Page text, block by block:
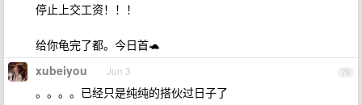
停止上交工资！！！
给你龟完了都。今日首🐢
79
xubeiyou Jun 3
。。。。已经只是纯纯的搭伙过日子了